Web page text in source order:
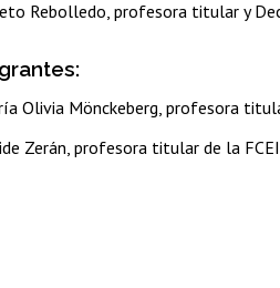
Rebolledo, profesora titular y
Olivia Mönckeberg, profesora
Zerán, profesora titular de la